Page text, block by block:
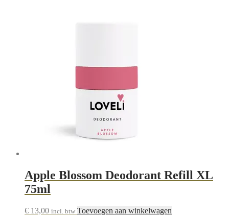
Apple Blossom Deodorant Refill XL
75ml
€ 13,00 incl. btw Toevoegen aan winkelwagen